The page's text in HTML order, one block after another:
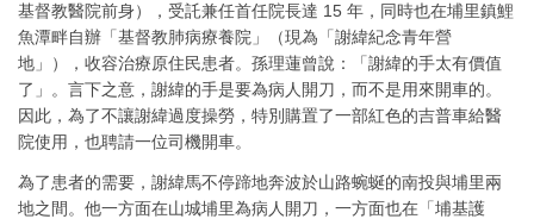
基督教醫院前身），受託兼任首任院長達 15 年，同時也在埔里鎮鯉
魚潭畔自辦「基督教肺病療養院」（現為「謝緯紀念青年營
地」），收容治療原住民患者。孫理蓮曾說：「謝緯的手太有價值
了」。言下之意，謝緯的手是要為病人開刀，而不是用來開車的。
因此，為了不讓謝緯過度操勞，特別購置了一部紅色的吉普車給醫
院使用，也聘請一位司機開車。
為了患者的需要，謝緯馬不停蹄地奔波於山路蜿蜒的南投與埔里兩
地之間。他一方面在山城埔里為病人開刀，一方面也在「埔基護